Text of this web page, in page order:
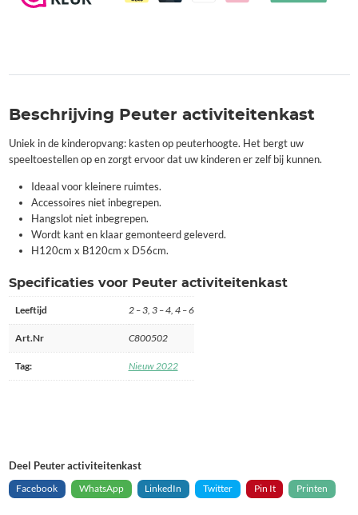
Beschrijving Peuter activiteitenkast
Uniek in de kinderopvang: kasten op peuterhoogte. Het bergt uw
speeltoestellen op en zorgt ervoor dat uw kinderen er zelf bij kunnen.
Ideaal voor kleinere ruimtes.
Accessoires niet inbegrepen.
Hangslot niet inbegrepen.
Wordt kant en klaar gemonteerd geleverd.
H120cm x B120cm x D56cm.
Specificaties voor Peuter activiteitenkast
Leeftijd 2 – 3, 3 – 4, 4 – 6
Art.Nr C800502
Tag: Nieuw 2022
Deel Peuter activiteitenkast
Facebook
WhatsApp LinkedIn Twitter Pin It Printen